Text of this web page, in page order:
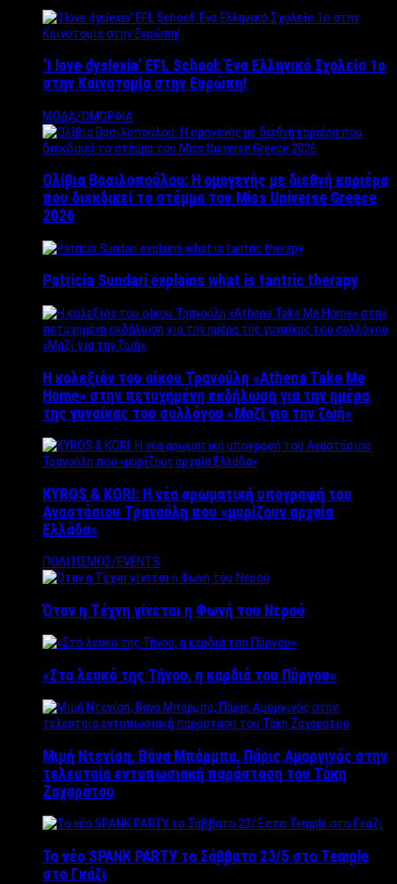
‘Ι love dyslexia’ EFL School: Ένα Ελληνικό Σχολείo 1ο
στην Καινοτομία στην Ευρώπη!
ΜΟΔΑ/ΟΜΟΡΦΙΑ
Ολίβια Βασιλοπούλου: Η ομογενής με διεθνή καριέρα
που διεκδικεί το στέμμα του Miss Universe Greece
2026
Patricia Sundari explains what is tantric therapy
Η κολεξιόν του οίκου Τρανούλη «Athena Take Me
Home» στην πετυχημένη εκδήλωση για την ημέρα
της γυναίκας του συλλόγου «Μαζί για την ζωή»
KYROS & KORI: Η νέα αρωματική υπογραφή του
Αναστάσιου Τρανούλη που «μυρίζουν αρχαία
Ελλάδα»
ΠΟΛΙΤΙΣΜΟΣ/EVENTS
Όταν η Τέχνη γίνεται η Φωνή του Νερού
«Στο λευκό της Τήνου, η καρδιά του Πύργου»
Μιμή Ντενίση, Βάνα Μπάρμπα, Πάρις Αμοργινός στην
τελευταία εντυπωσιακή παράσταση του Τάκη
Ζαχαράτου
Το νέο SPANK PARTY το Σάββατο 23/5 στο Temple
στο Γκάζι